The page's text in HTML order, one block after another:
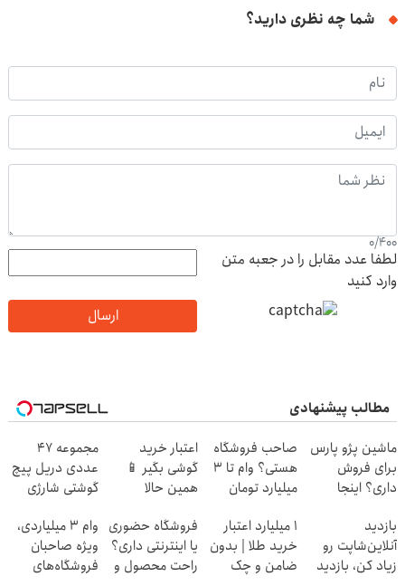
شما چه نظری دارید؟
0/400
لطفا عدد مقابل را در جعبه متن
وارد کنید
ارسال
مطالب پیشنهادی
ماشین پژو پارس
برای فروش
داری؟ اینجا
صاحب فروشگاه
هستی؟ وام تا ۳
میلیارد تومان
اعتبار خرید
گوشی بگیر 📱
همین حالا
بده 🎯
مجموعه 47
عددی دریل پیچ
گوشتی شارژی
محدود)
بازدید
آنلاین‌شاپت رو
زیاد کن، بازدید
۱ میلیارد اعتبار
خرید طلا | بدون
ضامن و چک
فروشگاه حضوری
یا اینترنتی داری؟
راحت محصول و
وام ۳ میلیاردی،
ویژه صاحبان
فروشگاه‌های